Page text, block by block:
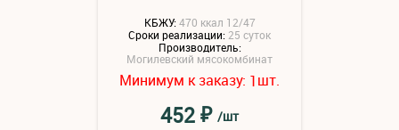
КБЖУ: 470 ккал 12/47
Сроки реализации: 25 суток
Производитель:
Могилевский мясокомбинат
Минимум к заказу: 1шт.
452₽ /шт